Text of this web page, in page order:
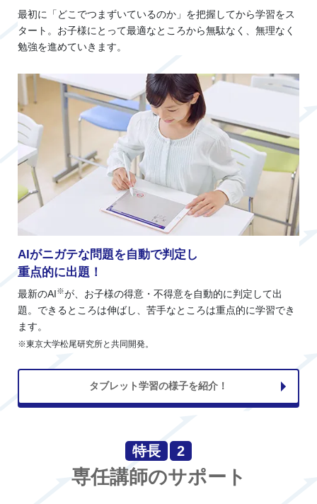
最初に「どこでつまずいているのか」を把握してから学習をス
タート。お子様にとって最適なところから無駄なく、無理なく
勉強を進めていきます。
AIがニガテな問題を自動で判定し
重点的に出題！
最新のAI※が、お子様の得意・不得意を自動的に判定して出
題。できるところは伸ばし、苦手なところは重点的に学習でき
ます。
※東京大学松尾研究所と共同開発。
タブレット学習の様子を紹介！
特長 2
専任講師のサポート